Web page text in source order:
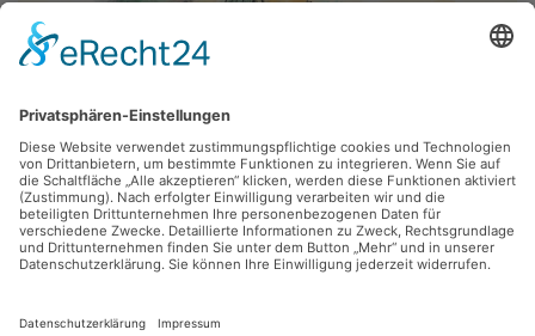
Gudrun Höritzsch, Ausstellung Künstlergruppe Laterne
1991, Gouache, 60 x 83 cm, Inv.: E-00518
zurück
Bitte schreiben Sie an sammlung@kunsthuette.de